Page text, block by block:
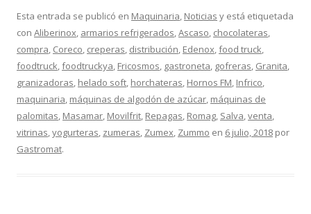
Esta entrada se publicó en Maquinaria, Noticias y está etiquetada
con Aliberinox, armarios refrigerados,Ascaso, chocolateras,
compra, Coreco, creperas, distribución, Edenox,food truck,
foodtruck,foodtruckya, Fricosmos, gastroneta, gofreras, Granita,
granizadoras, helado soft, horchateras, Hornos FM, Infrico,
maquinaria, máquinas de algodón de azúcar, máquinas de
palomitas, Masamar, Movilfrit, Repagas, Romag, Salva,venta,
vitrinas,yogurteras, zumeras, Zumex, Zummo en 6 julio, 2018 por
Gastromat.